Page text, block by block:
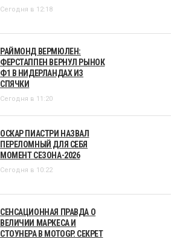
Сегодня в 12:18
РАЙМОНД ВЕРМЮЛЕН:
ФЕРСТАППЕН ВЕРНУЛ РЫНОК
Ф1 В НИДЕРЛАНДАХ ИЗ
СПЯЧКИ
Сегодня в 11:20
ОСКАР ПИАСТРИ НАЗВАЛ
ПЕРЕЛОМНЫЙ ДЛЯ СЕБЯ
МОМЕНТ СЕЗОНА-2026
Сегодня в 10:22
СЕНСАЦИОННАЯ ПРАВДА О
ВЕЛИЧИИ МАРКЕСА И
СТОУНЕРА В MOTOGP. СЕКРЕТ